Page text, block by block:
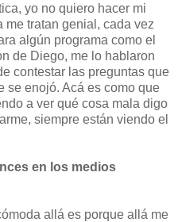
yo no quiero hacer mi
tratan genial, cada vez
algún programa como el
de Diego, me lo hablaron
contestar las preguntas que
se enojó. Acá es como que
a ver qué cosa mala digo
siempre están viendo el
en los medios
allá es porque allá me